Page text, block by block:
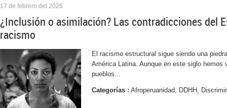
17 de febrero del 2025
¿Inclusión o asimilación? Las contradicciones del
racismo
El racismo estructural sigue siendo una
América Latina. Aunque en este siglo
pueblos...
Categorías : Afroperuanidad, DDHH,